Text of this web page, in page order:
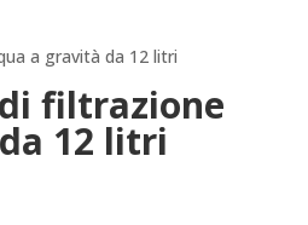
a gravità da 12 litri
filtrazione
12 litri